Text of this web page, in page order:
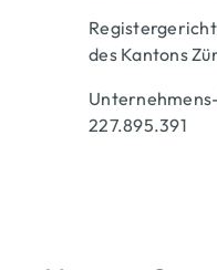
des Kantons
227.895.391